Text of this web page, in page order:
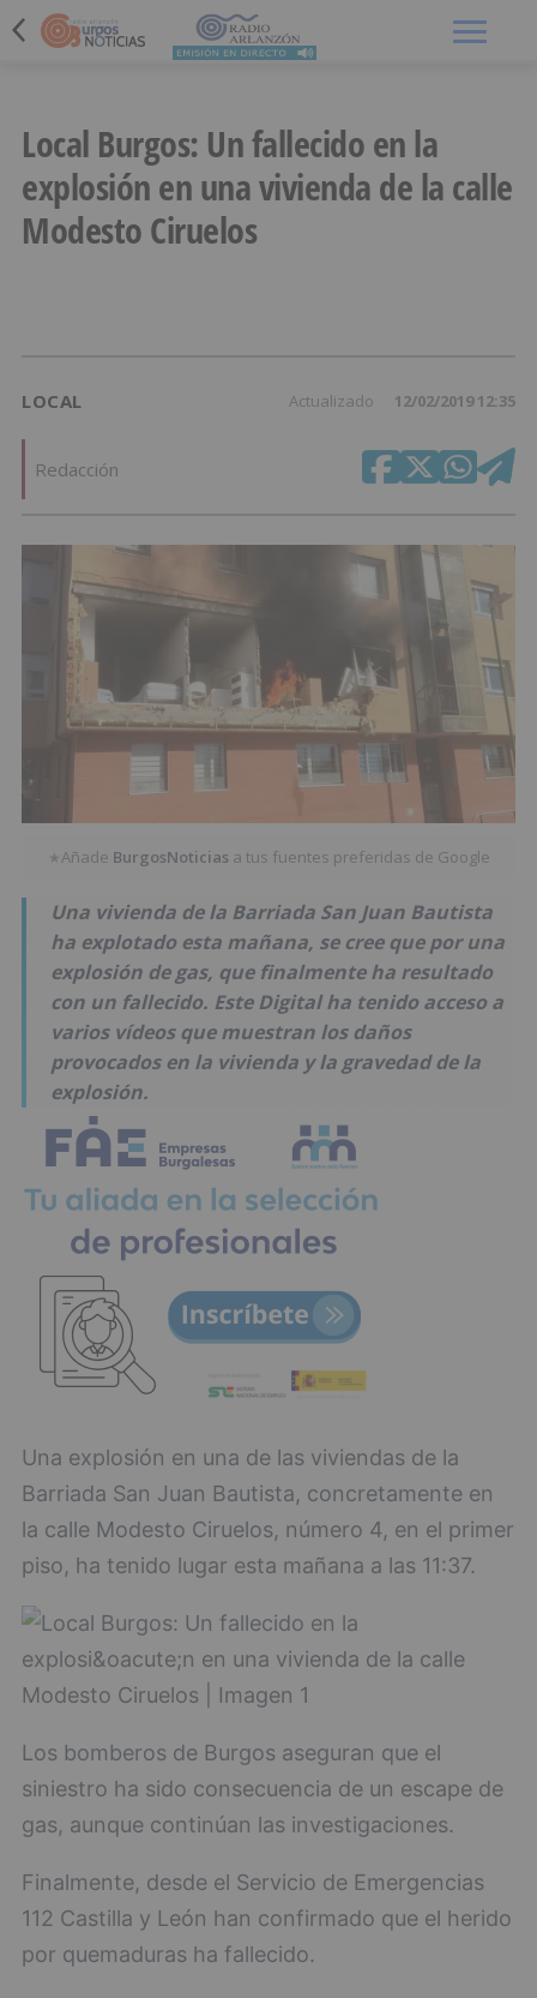
Local Burgos: Un fallecido en la
explosión en una vivienda de la calle
Modesto Ciruelos
LOCAL Actualizado 12/02/2019 12:35
Redacción
★Añade BurgosNoticias a tus fuentes preferidas de Google
Una vivienda de la Barriada San Juan Bautista
ha explotado esta mañana, se cree que por una
explosión de gas, que finalmente ha resultado
con un fallecido. Este Digital ha tenido acceso a
varios vídeos que muestran los daños
provocados en la vivienda y la gravedad de la
explosión.
Una explosión en una de las viviendas de la
Barriada San Juan Bautista, concretamente en
la calle Modesto Ciruelos, número 4, en el primer
piso, ha tenido lugar esta mañana a las 11:37.
Los bomberos de Burgos aseguran que el
siniestro ha sido consecuencia de un escape de
gas, aunque continúan las investigaciones.
Finalmente, desde el Servicio de Emergencias
112 Castilla y León han confirmado que el herido
por quemaduras ha fallecido.